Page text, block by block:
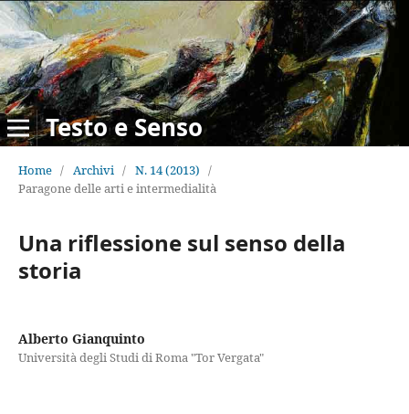
Testo e Senso
Home / Archivi / N. 14 (2013) /
Paragone delle arti e intermedialità
Una riflessione sul senso della
storia
Alberto Gianquinto
Università degli Studi di Roma "Tor Vergata"